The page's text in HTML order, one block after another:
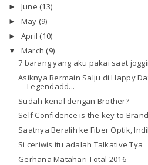
► June (13)
► May (9)
► April (10)
▼ March (9)
7 barang yang aku pakai saat
Asiknya Bermain Salju di Happy
Legendadd...
Sudah kenal dengan Brother?
Self Confidence is the key to
Saatnya Beralih ke Fiber Optik,
Si ceriwis itu adalah Talkative Tya
Gerhana Matahari Total 2016